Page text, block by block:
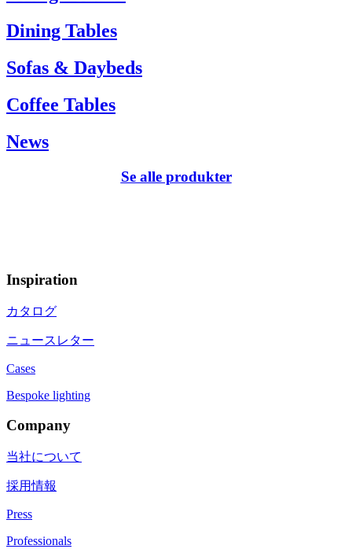
Dining Tables
Sofas & Daybeds
Coffee Tables
News
Se alle produkter
Inspiration
カタログ
ニュースレター
Cases
Bespoke lighting
Company
当社について
採用情報
Press
Professionals